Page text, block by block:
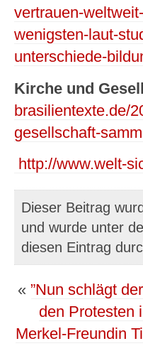
vertrauen-
wenigsten-laut-
unterschiede-
Kirche und
brasilientexte.de/
gesellschaft-
http://www.welt-
Dieser Beitrag
und wurde unter
diesen Eintrag
«”Nun schlägt
den Protesten
Merkel-Freundin